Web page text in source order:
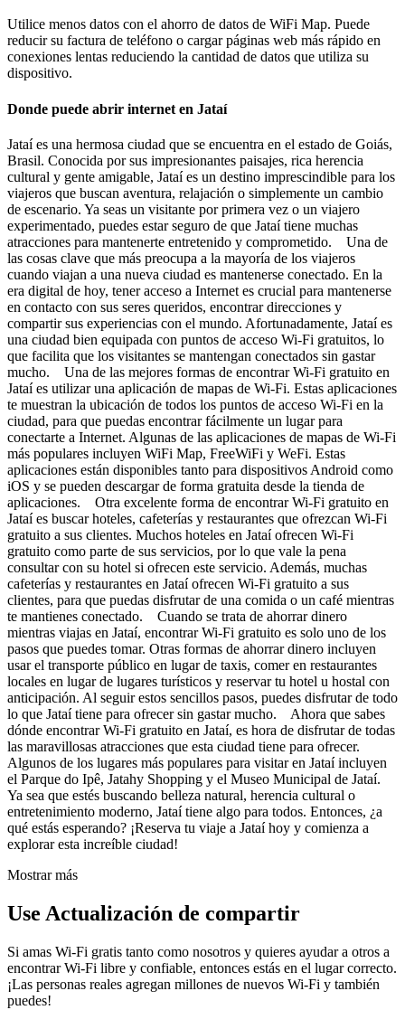
Utilice menos datos con el ahorro de datos de WiFi Map. Puede
reducir su factura de teléfono o cargar páginas web más rápido en
conexiones lentas reduciendo la cantidad de datos que utiliza su
dispositivo.
Donde puede abrir internet en Jataí
Jataí es una hermosa ciudad que se encuentra en el estado de Goiás,
Brasil. Conocida por sus impresionantes paisajes, rica herencia
cultural y gente amigable, Jataí es un destino imprescindible para los
viajeros que buscan aventura, relajación o simplemente un cambio
de escenario. Ya seas un visitante por primera vez o un viajero
experimentado, puedes estar seguro de que Jataí tiene muchas
atracciones para mantenerte entretenido y comprometido. Una de
las cosas clave que más preocupa a la mayoría de los viajeros
cuando viajan a una nueva ciudad es mantenerse conectado. En la
era digital de hoy, tener acceso a Internet es crucial para mantenerse
en contacto con sus seres queridos, encontrar direcciones y
compartir sus experiencias con el mundo. Afortunadamente, Jataí es
una ciudad bien equipada con puntos de acceso Wi-Fi gratuitos, lo
que facilita que los visitantes se mantengan conectados sin gastar
mucho. Una de las mejores formas de encontrar Wi-Fi gratuito en
Jataí es utilizar una aplicación de mapas de Wi-Fi. Estas aplicaciones
te muestran la ubicación de todos los puntos de acceso Wi-Fi en la
ciudad, para que puedas encontrar fácilmente un lugar para
conectarte a Internet. Algunas de las aplicaciones de mapas de Wi-Fi
más populares incluyen WiFi Map, FreeWiFi y WeFi. Estas
aplicaciones están disponibles tanto para dispositivos Android como
iOS y se pueden descargar de forma gratuita desde la tienda de
aplicaciones. Otra excelente forma de encontrar Wi-Fi gratuito en
Jataí es buscar hoteles, cafeterías y restaurantes que ofrezcan Wi-Fi
gratuito a sus clientes. Muchos hoteles en Jataí ofrecen Wi-Fi
gratuito como parte de sus servicios, por lo que vale la pena
consultar con su hotel si ofrecen este servicio. Además, muchas
cafeterías y restaurantes en Jataí ofrecen Wi-Fi gratuito a sus
clientes, para que puedas disfrutar de una comida o un café mientras
te mantienes conectado. Cuando se trata de ahorrar dinero
mientras viajas en Jataí, encontrar Wi-Fi gratuito es solo uno de los
pasos que puedes tomar. Otras formas de ahorrar dinero incluyen
usar el transporte público en lugar de taxis, comer en restaurantes
locales en lugar de lugares turísticos y reservar tu hotel u hostal con
anticipación. Al seguir estos sencillos pasos, puedes disfrutar de todo
lo que Jataí tiene para ofrecer sin gastar mucho. Ahora que sabes
dónde encontrar Wi-Fi gratuito en Jataí, es hora de disfrutar de todas
las maravillosas atracciones que esta ciudad tiene para ofrecer.
Algunos de los lugares más populares para visitar en Jataí incluyen
el Parque do Ipê, Jatahy Shopping y el Museo Municipal de Jataí.
Ya sea que estés buscando belleza natural, herencia cultural o
entretenimiento moderno, Jataí tiene algo para todos. Entonces, ¿a
qué estás esperando? ¡Reserva tu viaje a Jataí hoy y comienza a
explorar esta increíble ciudad!
Mostrar más
Use Actualización de compartir
Si amas Wi-Fi gratis tanto como nosotros y quieres ayudar a otros a
encontrar Wi-Fi libre y confiable, entonces estás en el lugar correcto.
¡Las personas reales agregan millones de nuevos Wi-Fi y también
puedes!